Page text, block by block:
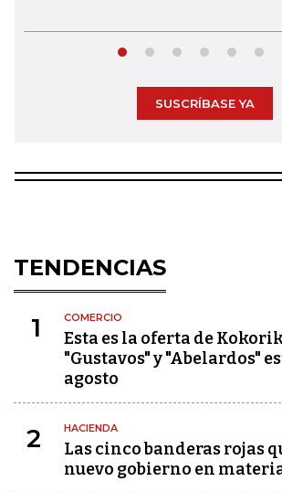
SUSCRÍBASE YA
TENDENCIAS
1 COMERCIO
Esta es la oferta de
"Gustavos" y "Abelardos"
agosto
2 HACIENDA
Las cinco banderas rojas
nuevo gobierno en